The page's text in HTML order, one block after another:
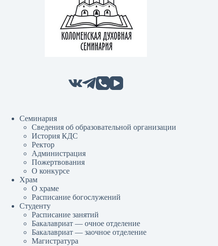
Семинария
Сведения об образовательной организации
История КДС
Ректор
Администрация
Пожертвования
О конкурсе
Храм
О храме
Расписание богослужений
Студенту
Расписание занятий
Бакалавриат — очное отделение
Бакалавриат — заочное отделение
Магистратура